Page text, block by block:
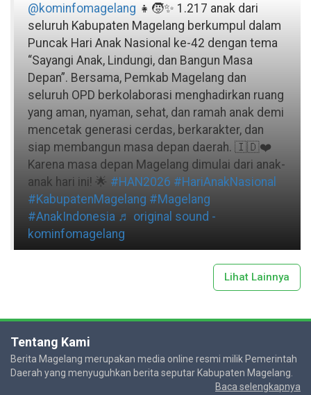
@kominfomagelang 👧🧒✨ 1.217 anak dari
seluruh Kabupaten Magelang berkumpul dalam
Puncak Hari Anak Nasional ke-42 dengan tema
“Sayangi Anak, Lindungi, dan Bangun Masa
Depan”. Bersama, Pemkab Magelang dan
seluruh OPD berkolaborasi menghadirkan ruang
yang aman, nyaman, sehat, dan ramah anak demi
mencetak generasi cerdas, berkarakter, dan
siap membangun masa depan daerah. 🇮🇩❤️
Karena masa depan Magelang dimulai dari anak-
anak hari ini! 🌟 #HAN2026 #HariAnakNasional
#KabupatenMagelang #Magelang
#AnakIndonesia ♬ original sound -
kominfomagelang
Lihat Lainnya
Tentang Kami
Berita Magelang merupakan media online resmi milik Pemerintah
Daerah yang menyuguhkan berita seputar Kabupaten Magelang.
Baca selengkapnya